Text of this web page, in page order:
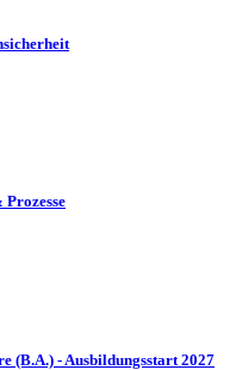
(B.A.) - Ausbildungsstart 2027